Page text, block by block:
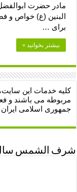
مادر حضرت
البنین (ع) خواص و
برای …
بیشتر بخوانید »
کلیه خدمات این
مربوطه می باشند و
جمهوری اسلامی
شرف الشمس سال